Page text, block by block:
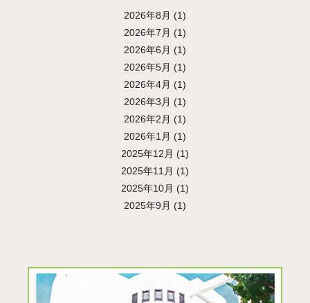
2026年8月 (1)
2026年7月 (1)
2026年6月 (1)
2026年5月 (1)
2026年4月 (1)
2026年3月 (1)
2026年2月 (1)
2026年1月 (1)
2025年12月 (1)
2025年11月 (1)
2025年10月 (1)
2025年9月 (1)